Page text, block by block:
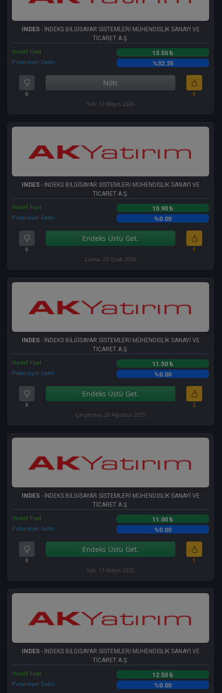
INDES- İNDEKS BİLGİSAYAR SİSTEMLERİ MÜHENDİSLİK SANAYİ VE
TİCARET A.Ş.
Hedef Fiyat 13.50 ₺
Potansiyel Getiri %32.35
0
Nötr
0
Salı, 12 Mayıs 2026
INDES- İNDEKS BİLGİSAYAR SİSTEMLERİ MÜHENDİSLİK SANAYİ VE
TİCARET A.Ş.
Hedef Fiyat 10.90 ₺
Potansiyel Getiri %0.00
0
Endeks Üstü Get.
1
Cuma, 23 Ocak 2026
INDES- İNDEKS BİLGİSAYAR SİSTEMLERİ MÜHENDİSLİK SANAYİ VE
TİCARET A.Ş.
Hedef Fiyat 11.50 ₺
Potansiyel Getiri %0.00
0
Endeks Üstü Get.
2
Çarşamba, 20 Ağustos 2025
INDES- İNDEKS BİLGİSAYAR SİSTEMLERİ MÜHENDİSLİK SANAYİ VE
TİCARET A.Ş.
Hedef Fiyat 11.00 ₺
Potansiyel Getiri %0.00
0
Endeks Üstü Get.
1
Salı, 13 Mayıs 2025
INDES- İNDEKS BİLGİSAYAR SİSTEMLERİ MÜHENDİSLİK SANAYİ VE
TİCARET A.Ş.
Hedef Fiyat 12.50 ₺
Potansiyel Getiri %0.00